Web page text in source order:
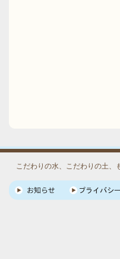
こだわりの水、こだわりの土、